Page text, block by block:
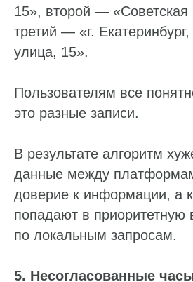
15», второй —
третий — «г.
улица, 15».
Пользователям все
это разные записи.
В результате алгоритм
данные между
доверие к информации, а
попадают в приоритетную
по локальным запросам.
5. Несогласованные